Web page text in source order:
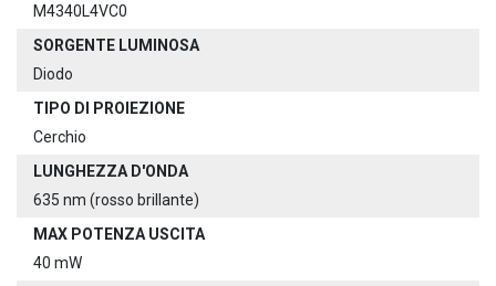
M4340L4VC0
SORGENTE LUMINOSA
Diodo
TIPO DI PROIEZIONE
Cerchio
LUNGHEZZA D'ONDA
635 nm (rosso brillante)
MAX POTENZA USCITA
40 mW